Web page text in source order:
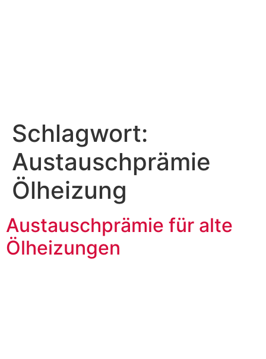
Schlagwort:
Austauschprämie
Ölheizung
Austauschprämie für alte
Ölheizungen